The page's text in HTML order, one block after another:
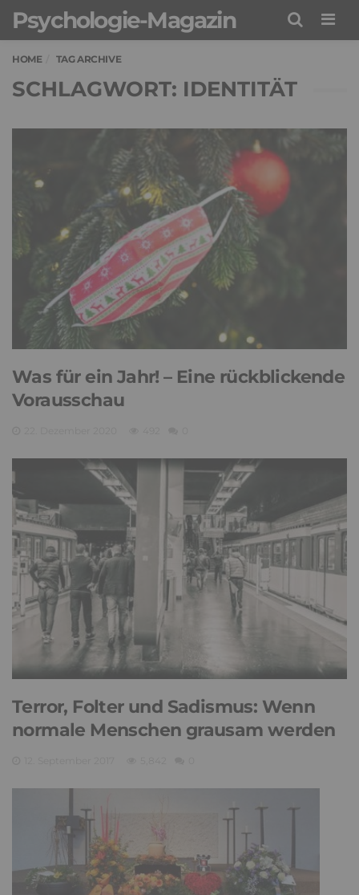
Psychologie-Magazin
HOME TAG ARCHIVE
SCHLAGWORT: IDENTITÄT
Was für ein Jahr! – Eine rückblickende
Vorausschau
Terror, Folter und Sadismus: Wenn
normale Menschen grausam werden